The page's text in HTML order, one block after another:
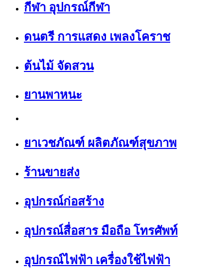
กีฬา อุปกรณ์กีฬา
ดนตรี การแสดง เพลงโคราช
ต้นไม้ จัดสวน
ยานพาหนะ
ยาเวชภัณฑ์ ผลิตภัณฑ์สุขภาพ
ร้านขายส่ง
อุปกรณ์ก่อสร้าง
อุปกรณ์สื่อสาร มือถือ โทรศัพท์
อุปกรณ์ไฟฟ้า เครื่องใช้ไฟฟ้า